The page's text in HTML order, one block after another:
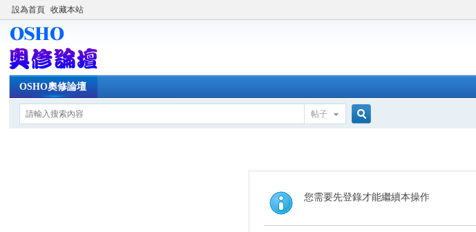
設為首頁 收藏本站
OSHO奧修論壇
帖子
索
您需要先登錄才能繼續本操作